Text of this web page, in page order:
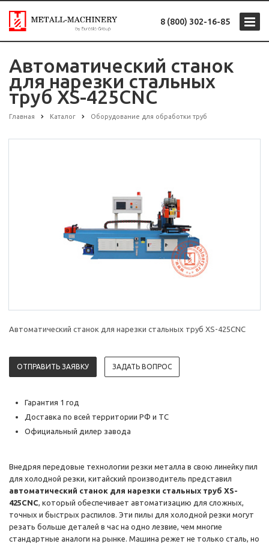
8 (800) 302-16-85
Автоматический станок
для нарезки стальных
труб XS-425CNC
Главная Каталог Оборудование для обработки труб
Автоматический станок для нарезки стальных труб XS-425CNC
ОТПРАВИТЬ ЗАЯВКУ ЗАДАТЬ ВОПРОС
Гарантия 1 год
Доставка по всей территории РФ и ТС
Официальный дилер завода
Внедряя передовые технологии резки металла в свою линейку пил
для холодной резки, китайский производитель представил
автоматический станок для нарезки стальных труб XS-
425CNC, который обеспечивает автоматизацию для сложных,
точных и быстрых распилов. Эти пилы для холодной резки могут
резать больше деталей в час на одно лезвие, чем многие
стандартные аналоги на рынке. Машина режет не только сталь, но